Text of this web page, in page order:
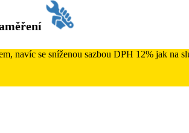
navíc se sníženou sazbou DPH 12% jak na